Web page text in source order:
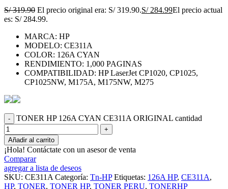
S/319.90 El precio original era: S/ 319.90.S/284.99El precio actual
es: S/ 284.99.
MARCA: HP
MODELO: CE311A
COLOR: 126A CYAN
RENDIMIENTO: 1,000 PAGINAS
COMPATIBILIDAD: HP LaserJet CP1020, CP1025,
CP1025NW, M175A, M175NW, M275
TONER HP 126A CYAN CE311A ORIGINAL cantidad
Añadir al carrito
¡Hola! Contáctate con un asesor de venta
Comparar
agregar a lista de deseos
SKU: CE311A Categoría: Tn-HP Etiquetas: 126A HP, CE311A,
HP, TONER, TONER HP, TONER PERU, TONERHP